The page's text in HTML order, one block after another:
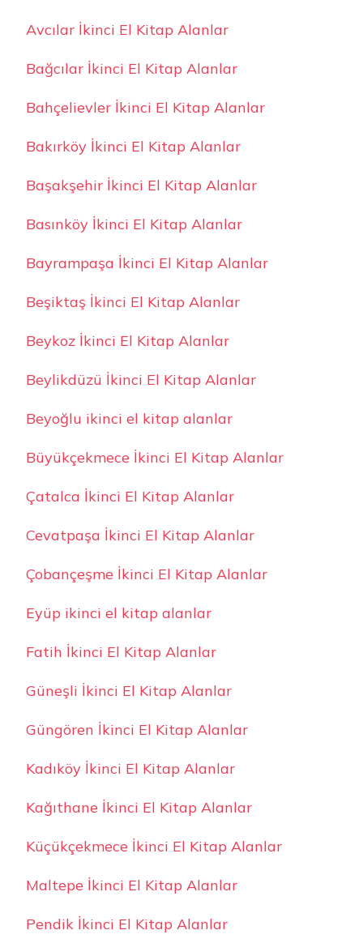
Avcılar İkinci El Kitap Alanlar
Bağcılar İkinci El Kitap Alanlar
Bahçelievler İkinci El Kitap Alanlar
Bakırköy İkinci El Kitap Alanlar
Başakşehir İkinci El Kitap Alanlar
Basınköy İkinci El Kitap Alanlar
Bayrampaşa İkinci El Kitap Alanlar
Beşiktaş İkinci El Kitap Alanlar
Beykoz İkinci El Kitap Alanlar
Beylikdüzü İkinci El Kitap Alanlar
Beyoğlu ikinci el kitap alanlar
Büyükçekmece İkinci El Kitap Alanlar
Çatalca İkinci El Kitap Alanlar
Cevatpaşa İkinci El Kitap Alanlar
Çobançeşme İkinci El Kitap Alanlar
Eyüp ikinci el kitap alanlar
Fatih İkinci El Kitap Alanlar
Güneşli İkinci El Kitap Alanlar
Güngören İkinci El Kitap Alanlar
Kadıköy İkinci El Kitap Alanlar
Kağıthane İkinci El Kitap Alanlar
Küçükçekmece İkinci El Kitap Alanlar
Maltepe İkinci El Kitap Alanlar
Pendik İkinci El Kitap Alanlar